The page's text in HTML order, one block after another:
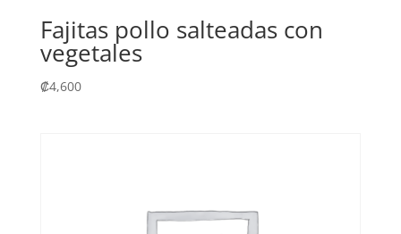
Fajitas pollo salteadas con
vegetales
₡4,600